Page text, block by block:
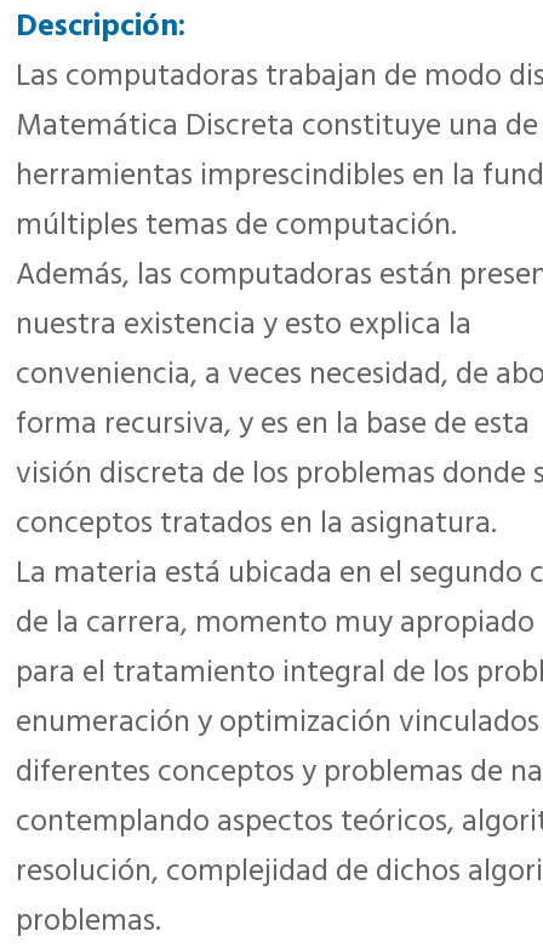
Descripción:
Las computadoras trabajan de modo
Matemática Discreta constituye una
herramientas imprescindibles en la
múltiples temas de computación.
Además, las computadoras están
nuestra existencia y esto explica la
conveniencia, a veces necesidad, de
forma recursiva, y es en la base de esta
visión discreta de los problemas donde
conceptos tratados en la asignatura.
La materia está ubicada en el
de la carrera, momento muy apropiado
para el tratamiento integral de los
enumeración y optimización
diferentes conceptos y problemas de
contemplando aspectos teóricos,
resolución, complejidad de dichos
problemas.